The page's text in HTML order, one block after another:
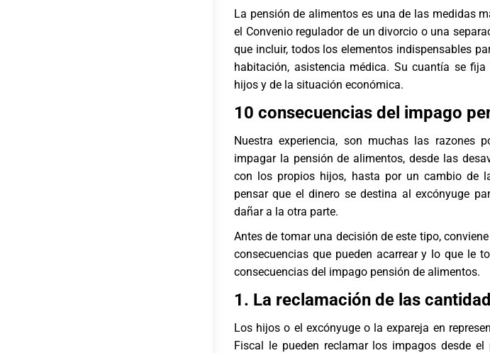
La pensión de alimentos es una de las medidas
el Convenio regulador de un divorcio o una
que incluir, todos los elementos indispensables
habitación, asistencia médica. Su cuantía se
hijos y de la situación económica.
10 consecuencias del impago
Nuestra experiencia, son muchas las razones
impagar la pensión de alimentos, desde las
con los propios hijos, hasta por un cambio de
pensar que el dinero se destina al excónyuge
dañar a la otra parte.
Antes de tomar una decisión de este tipo,
consecuencias que pueden acarrear y lo que le
consecuencias del impago pensión de alimentos.
1. La reclamación de las
Los hijos o el excónyuge o la expareja en
Fiscal le pueden reclamar los impagos desde